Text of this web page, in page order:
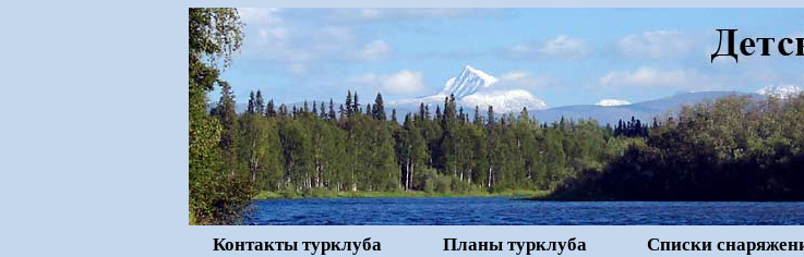
Контакты турклуба Планы турклуба Списки